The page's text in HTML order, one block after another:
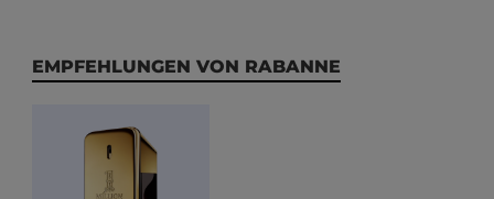
Produktgalerie überspringen
EMPFEHLUNGEN VON RABANNE